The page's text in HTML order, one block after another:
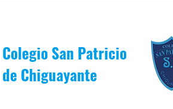
Colegio San Patricio
de Chiguayante